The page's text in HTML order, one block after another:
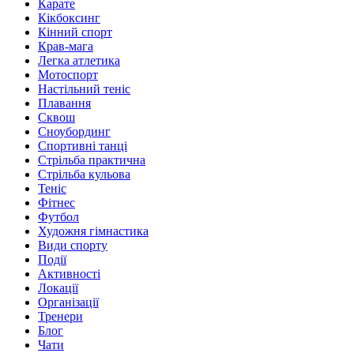
Карате
Кікбоксинг
Кінний спорт
Крав-мага
Легка атлетика
Мотоспорт
Настільний теніс
Плавання
Сквош
Сноубординг
Спортивні танці
Стрільба практична
Стрільба кульова
Теніс
Фітнес
Футбол
Художня гімнастика
Види спорту
Події
Активності
Локації
Організації
Тренери
Блог
Чати